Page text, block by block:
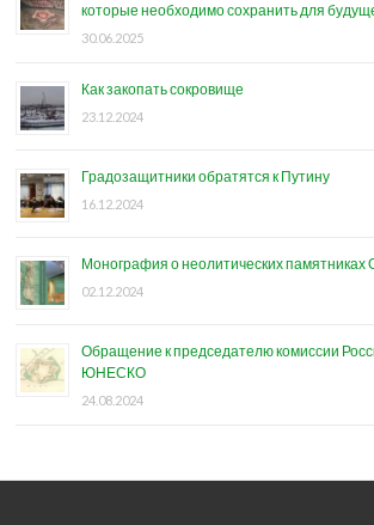
которые необходимо сохранить для
30.06.2025
Как закопать сокровище
23.12.2024
Градозащитники обратятся к Путину
16.12.2024
Монография о неолитических памятниках
02.12.2024
Обращение к председателю комиссии
ЮНЕСКО
24.08.2024